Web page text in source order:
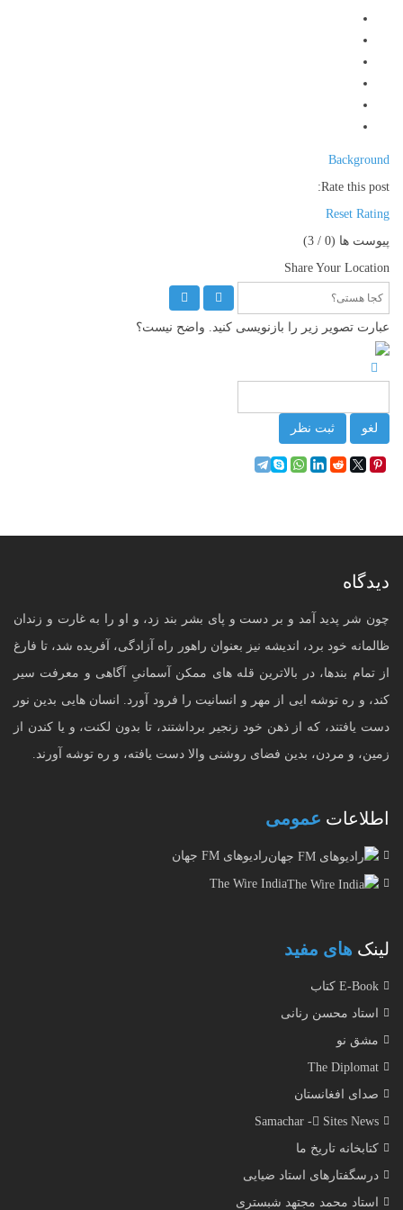
Background
Rate this post:
Reset Rating
پیوست ها (0
/ 3)
Share Your Location
عبارت تصویر زیر را بازنویسی کنید. واضح نیست؟
لغو ثبت نظر
دیدگاه
چون شر پدید آمد و بر دست و پای بشر بند زد، و او را به غارت و زندان
ظالمانه خود برد، اندیشه نیز بعنوان راهور راه آزادگی، آفریده شد، تا فارغ
از تمام بندها، در بالاترین قله های ممکن آسمانیِ آگاهی و معرفت سیر
کند، و ره توشه ایی از مهر و انسانیت را فرود آورد. انسان هایی بدین نور
دست یافتند، که از ذهن خود زنجیر برداشتند، تا بدون لکنت، و یا کندن از
زمین، و مردن، بدین فضای روشنی والا دست یافته، و ره توشه آورند.
اطلاعات عمومی
رادیوهای FM جهان
The Wire India
لینک های مفید
E-Book کتاب
استاد محسن رنانی
مشق نو
The Diplomat
صدای افغانستان
Samachar - ُSites News
کتابخانه تاریخ ما
درسگفتارهای استاد ضیایی
استاد محمد مجتهد شبستری